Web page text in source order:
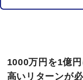
1000万円を1億
高いリターンが